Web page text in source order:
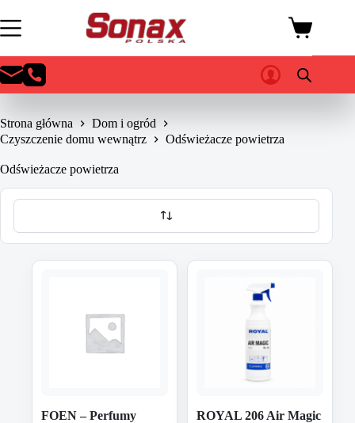
do
treści
Koszyk
Strona główna
Dom i ogród
Czyszczenie domu wewnątrz
Odświeżacze powietrza
Odświeżacze powietrza
FOEN – Perfumy
ROYAL 206 Air Magic